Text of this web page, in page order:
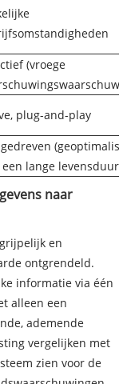
(vroege
plug-and-play
lange levensduur)
naar
en
ontgrendeld.
informatie via één
alleen een
ademende
vergelijken met
zien voor de